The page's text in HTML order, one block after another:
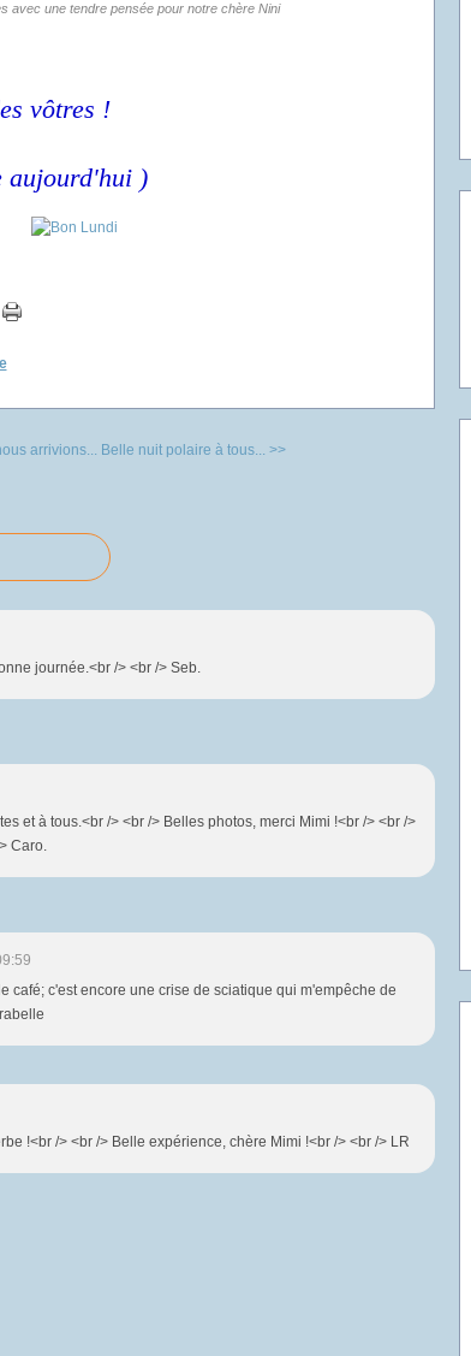
avec une tendre pensée pour notre chère Nini
vôtres !
aujourd'hui )
arrivions... Belle nuit polaire à tous... >>
journée.<br /> <br /> Seb.
et à tous.<br /> <br /> Belles photos, merci Mimi !<br /> <br />
Caro.
café; c'est encore une crise de sciatique qui m'empêche de
!<br /> <br /> Belle expérience, chère Mimi !<br /> <br /> LR